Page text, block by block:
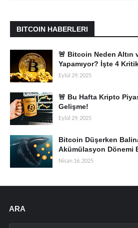
BITCOIN HABERLERI
🚨 Bitcoin Neden Altın
Yapamıyor? İşte 4
Eylül 29, 2025
🚨 Bu Hafta Kripto
Gelişme!
Eylül 29, 2025
Bitcoin Düşerken
Akümülasyon Dönemi
Nisan 16, 2025
ARA